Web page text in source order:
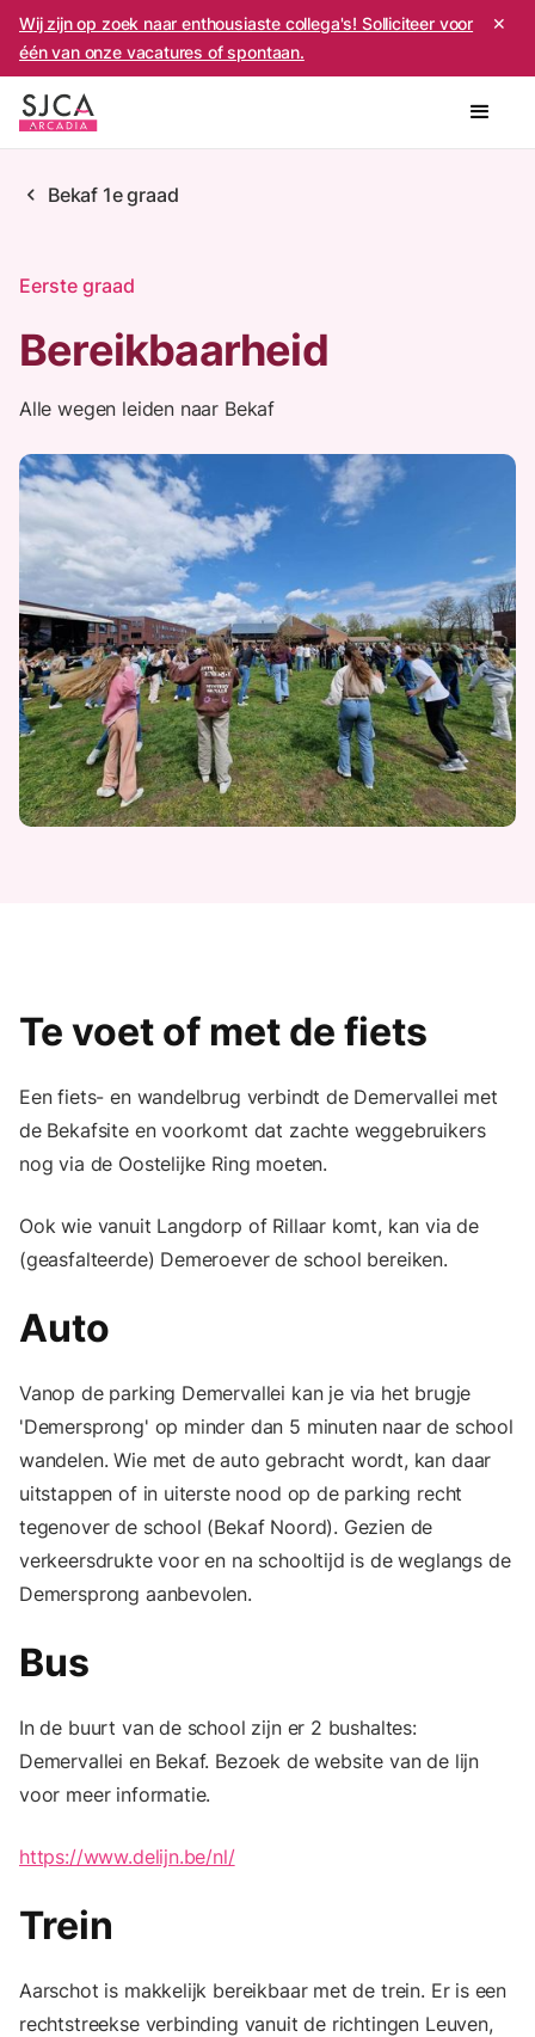
Wij zijn op zoek naar enthousiaste collega's! Solliciteer voor
één van onze vacatures of spontaan.
✕
chevron_left Bekaf 1e graad
Eerste graad
Bereikbaarheid
Alle wegen leiden naar Bekaf
Te voet of met de fiets
Een fiets- en wandelbrug verbindt de Demervallei met
de Bekafsite en voorkomt dat zachte weggebruikers
nog via de Oostelijke Ring moeten.
Ook wie vanuit Langdorp of Rillaar komt, kan via de
(geasfalteerde) Demeroever de school bereiken.
Auto
Vanop de parking Demervallei kan je via het brugje
'Demersprong' op minder dan 5 minuten naar de school
wandelen. Wie met de auto gebracht wordt, kan daar
uitstappen of in uiterste nood op de parking recht
tegenover de school (Bekaf Noord). Gezien de
verkeersdrukte voor en na schooltijd is de weglangs de
Demersprong aanbevolen.
Bus
In de buurt van de school zijn er 2 bushaltes:
Demervallei en Bekaf. Bezoek de website van de lijn
voor meer informatie.
https://www.delijn.be/nl/
Trein
Aarschot is makkelijk bereikbaar met de trein. Er is een
rechtstreekse verbinding vanuit de richtingen Leuven,